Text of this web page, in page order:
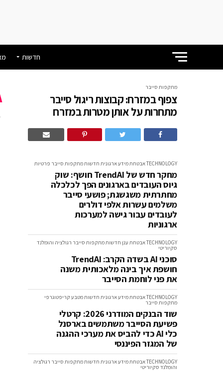
חדשות
מתקפות סייבר
צפוף במזרח: קבוצות ריגול סייבר
מתחרות על אותן מטרות במזרח
TECHNOLOGYאבטחת מידע ארגונית חדשותמתקפות סייבר פרטיות
מחקר חדש של TrendAI חושף: שוק
גיוס העובדים בארגונים הפך לכלכלה
מחתרתית משגשגת; פושעי סייבר
משלמים עשרות אלפי דולרים
לעובדים עבור גישה למערכות
ארגוניות
TECHNOLOGYאבטחת ענן חדשותמתקפות סייבר רגולציה והומלנד
סקיוריטי
סוכני AI בשדה הקרב: TrendAI
חושפת איך בינה מלאכותית משנה
את פני לוחמת הסייבר
TECHNOLOGYאבטחת מידע ארגונית חדשותמטבע קריפטוגרפי
מתקפות סייבר
שוד הבנקים המודרני 2026: קרטלי
פשיעת הסייבר משתמשים בארסנל
כלי AI כדי להביס את מערכי ההגנה
של המגזר הפיננסי
TECHNOLOGYאבטחת מידע ארגונית חדשותמתקפות סייבר רגולציה
והומלנד סקיוריטי